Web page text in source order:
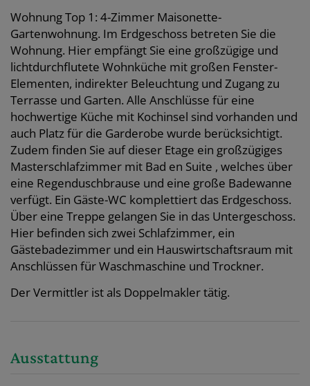
Wohnung Top 1: 4-Zimmer Maisonette-
Gartenwohnung. Im Erdgeschoss betreten Sie die
Wohnung. Hier empfängt Sie eine großzügige und
lichtdurchflutete Wohnküche mit großen Fenster-
Elementen, indirekter Beleuchtung und Zugang zu
Terrasse und Garten. Alle Anschlüsse für eine
hochwertige Küche mit Kochinsel sind vorhanden und
auch Platz für die Garderobe wurde berücksichtigt.
Zudem finden Sie auf dieser Etage ein großzügiges
Masterschlafzimmer mit Bad en Suite , welches über
eine Regenduschbrause und eine große Badewanne
verfügt. Ein Gäste-WC komplettiert das Erdgeschoss.
Über eine Treppe gelangen Sie in das Untergeschoss.
Hier befinden sich zwei Schlafzimmer, ein
Gästebadezimmer und ein Hauswirtschaftsraum mit
Anschlüssen für Waschmaschine und Trockner.
Der Vermittler ist als Doppelmakler tätig.
Ausstattung